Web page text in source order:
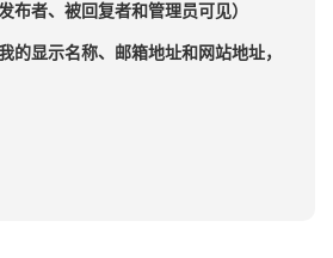
布者、被回复者和管理员可见）
的显示名称、邮箱地址和网站地址，